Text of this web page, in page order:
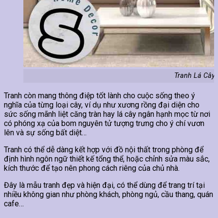
Tranh Lá Cây
Tranh còn mang thông điệp tốt lành cho cuộc sống theo ý
nghĩa của từng loại cây, ví dụ như xương rồng đại diện cho
sức sống mãnh liệt căng tràn hay lá cây ngân hạnh mọc từ nơi
có phóng xạ của bom nguyên tử tượng trưng cho ý chí vươn
lên và sự sống bất diệt…
Tranh có thể dễ dàng kết hợp với đồ nội thất trong phòng để
định hình ngôn ngữ thiết kế tổng thể, hoặc chỉnh sửa màu sắc,
kích thước để tạo nên phong cách riêng của chủ nhà.
Đây là mẫu tranh đẹp và hiện đại, có thể dùng để trang trí tại
nhiều không gian như phòng khách, phòng ngủ, cầu thang, quán
cafe…